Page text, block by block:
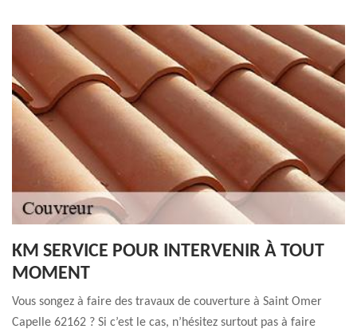
KM SERVICE POUR INTERVENIR À TOUT
MOMENT
Vous songez à faire des travaux de couverture à Saint Omer
Capelle 62162 ? Si c’est le cas, n’hésitez surtout pas à faire